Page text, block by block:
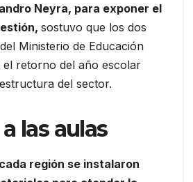
Neyra, para exponer el
sostuvo que los dos
Ministerio de Educación
retorno del año escolar
del sector.
las aulas
región se instalaron